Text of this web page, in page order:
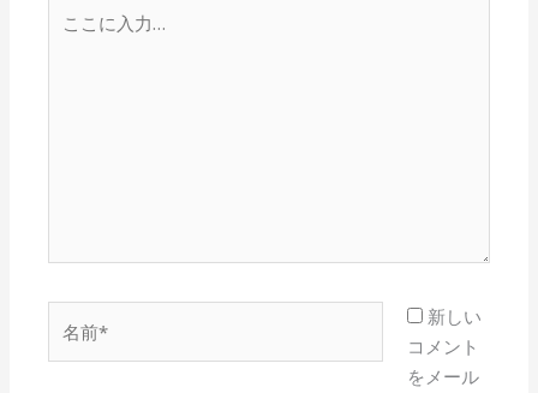
こ
前
新しい
コメント
をメール